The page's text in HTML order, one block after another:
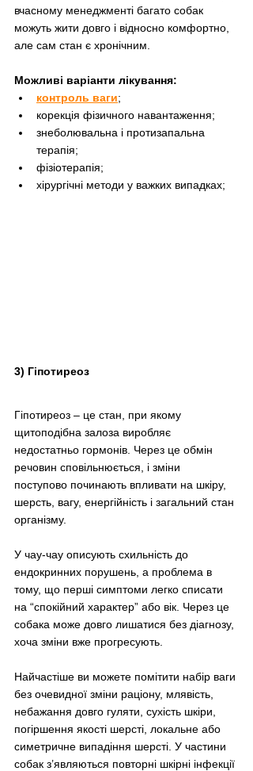
вчасному менеджменті багато собак
можуть жити довго і відносно комфортно,
але сам стан є хронічним.
Можливі варіанти лікування:
контроль ваги;
корекція фізичного навантаження;
знеболювальна і протизапальна
терапія;
фізіотерапія;
хірургічні методи у важких випадках;
3) Гіпотиреоз
Гіпотиреоз – це стан, при якому
щитоподібна залоза виробляє
недостатньо гормонів. Через це обмін
речовин сповільнюється, і зміни
поступово починають впливати на шкіру,
шерсть, вагу, енергійність і загальний стан
організму.
У чау-чау описують схильність до
ендокринних порушень, а проблема в
тому, що перші симптоми легко списати
на “спокійний характер” або вік. Через це
собака може довго лишатися без діагнозу,
хоча зміни вже прогресують.
Найчастіше ви можете помітити набір ваги
без очевидної зміни раціону, млявість,
небажання довго гуляти, сухість шкіри,
погіршення якості шерсті, локальне або
симетричне випадіння шерсті. У частини
собак з’являються повторні шкірні інфекції